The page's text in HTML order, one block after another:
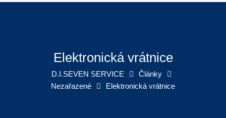
Pořadatelské služby
Elektronická vrátnice
D.I.SEVEN SERVICE
Články
Nezařazené
Elektronická vrátnice